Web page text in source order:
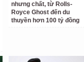
nhưng chất, từ Rolls-
Royce Ghost đến du
thuyền hơn 100 tỷ đồng